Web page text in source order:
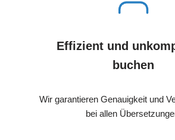
Effizient und
buchen
Wir garantieren Genauigkeit und
bei allen